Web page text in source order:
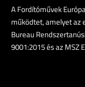
A Fordítóművek
működtet, amelyet az
Bureau
9001:2015 és az MSZ